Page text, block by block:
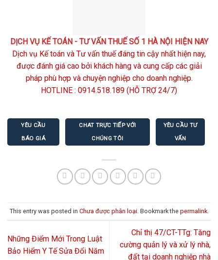
DỊCH VỤ KẾ TOÁN - TƯ VẤN THUẾ SỐ 1 HÀ NỘI HIỆN NAY
Dịch vụ Kế toán và Tư vấn thuế đáng tin cậy nhất hiện nay,
được đánh giá cao bởi khách hàng và cung cấp các giải
pháp phù hợp và chuyện nghiệp cho doanh nghiệp.
HOTLINE : 0914.518.189 (HỖ TRỢ 24/7)
YÊU CẦU
BÁO GIÁ
CHAT TRỰC TIẾP VỚI
CHÚNG TÔI
YÊU CẦU TƯ
VẤN
This entry was posted in Chưa được phân loại. Bookmark the permalink.
Những Điểm Mới Trong Luật
Bảo Hiểm Y Tế Sửa Đổi Năm
Chỉ thị 47/CT-TTg: Tăng
cường quản lý và xử lý nhà,
đất tại doanh nghiệp nhà